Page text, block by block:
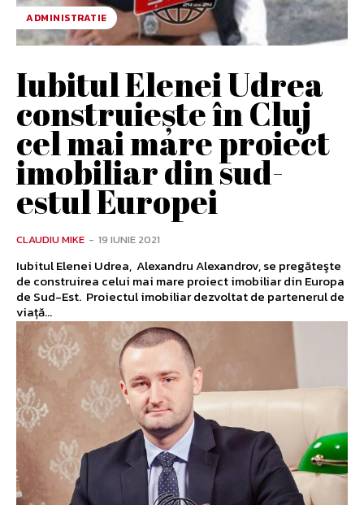
ADMINISTRATIE
Iubitul Elenei Udrea
construiește în Cluj
cel mai mare proiect
imobiliar din sud-
estul Europei
CLAUDIU MIKE - 19 IUNIE 2021
Iubitul Elenei Udrea, Alexandru Alexandrov, se pregăteşte
de construirea celui mai mare proiect imobiliar din Europa
de Sud-Est. Proiectul imobiliar dezvoltat de partenerul de
viață...